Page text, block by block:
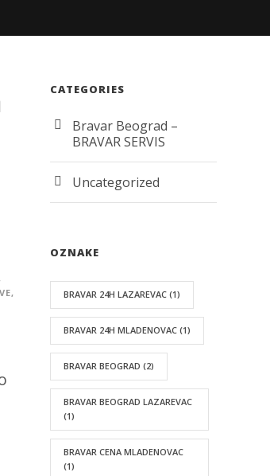
,
CATEGORIES
Bravar Beograd –
BRAVAR SERVIS
Uncategorized
OZNAKE
BRAVAR 24H LAZAREVAC (1)
BRAVAR 24H MLADENOVAC (1)
BRAVAR BEOGRAD (2)
BRAVAR BEOGRAD LAZAREVAC
(1)
BRAVAR CENA MLADENOVAC
(1)